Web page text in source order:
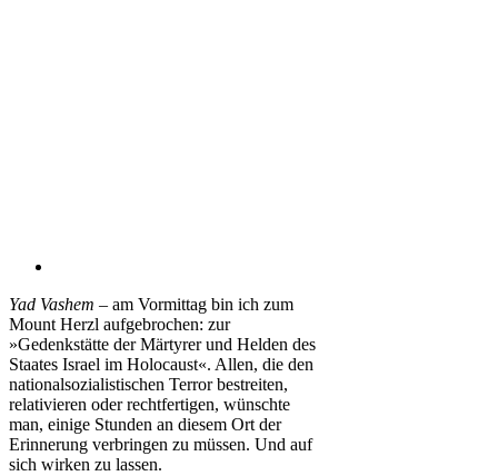
Yad Vashem – am Vormittag bin ich zum
Mount Herzl aufgebrochen: zur
»Gedenkstätte der Märtyrer und Helden des
Staates Israel im Holocaust«. Allen, die den
nationalsozialistischen Terror bestreiten,
relativieren oder rechtfertigen, wünschte
man, einige Stunden an diesem Ort der
Erinnerung verbringen zu müssen. Und auf
sich wirken zu lassen.